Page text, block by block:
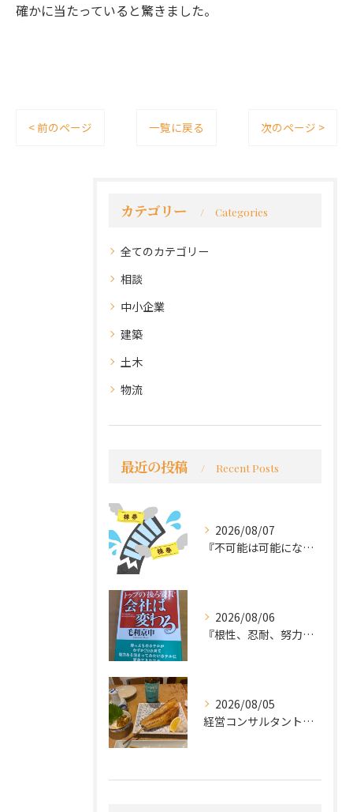
確かに当たっていると驚きました。
< 前のページ 一覧に戻る 次のページ >
カテゴリー Categories
全てのカテゴリー
相談
中小企業
建築
土木
物流
最近の投稿 Recent Posts
2026/08/07
『不可能は可能になる』
2026/08/06
『根性、忍耐、努力という言葉は死語なのか』
2026/08/05
経営コンサルタントのモーちゃん・毛利京申です。